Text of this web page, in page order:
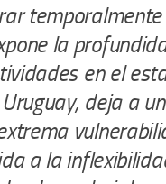
la
en el
Uruguay, deja a
a la